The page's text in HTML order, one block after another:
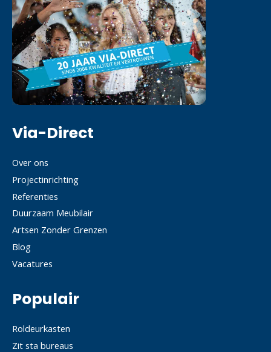
Via-Direct
Over ons
Projectinrichting
Referenties
Duurzaam Meubilair
Artsen Zonder Grenzen
Blog
Vacatures
Populair
Roldeurkasten
Zit sta bureaus